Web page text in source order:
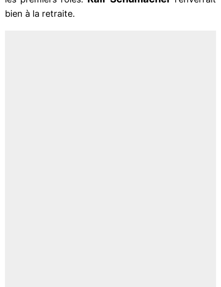
bien à la retraite.